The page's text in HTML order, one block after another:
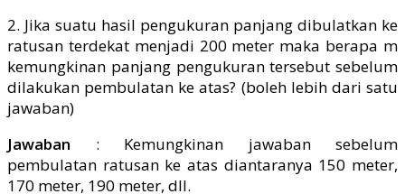
2. Jika suatu hasil pengukuran panjang dibulatkan ke
ratusan terdekat menjadi 200 meter maka berapa m
kemungkinan panjang pengukuran tersebut sebelum
dilakukan pembulatan ke atas? (boleh lebih dari satu
jawaban)
Jawaban : Kemungkinan jawaban sebelum
pembulatan ratusan ke atas diantaranya 150 meter,
170 meter, 190 meter, dll.